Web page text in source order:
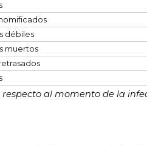
débiles
muertos
al momento de la